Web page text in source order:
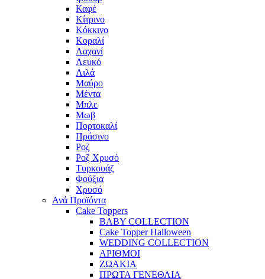
Καφέ
Κίτρινο
Κόκκινο
Κοραλί
Λαχανί
Λευκό
Λιλά
Μαύρο
Μέντα
Μπλε
Μωβ
Πορτοκαλί
Πράσινο
Ροζ
Ροζ Χρυσό
Τυρκουάζ
Φούξια
Χρυσό
Ανά Προϊόντα
Cake Toppers
BABY COLLECTION
Cake Topper Halloween
WEDDING COLLECTION
ΑΡΙΘΜΟΙ
ΖΩΑΚΙΑ
ΠΡΩΤΑ ΓΕΝΕΘΛΙΑ